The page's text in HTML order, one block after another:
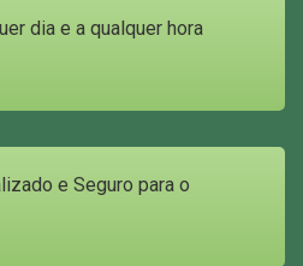
dia e a qualquer hora
e Seguro para o